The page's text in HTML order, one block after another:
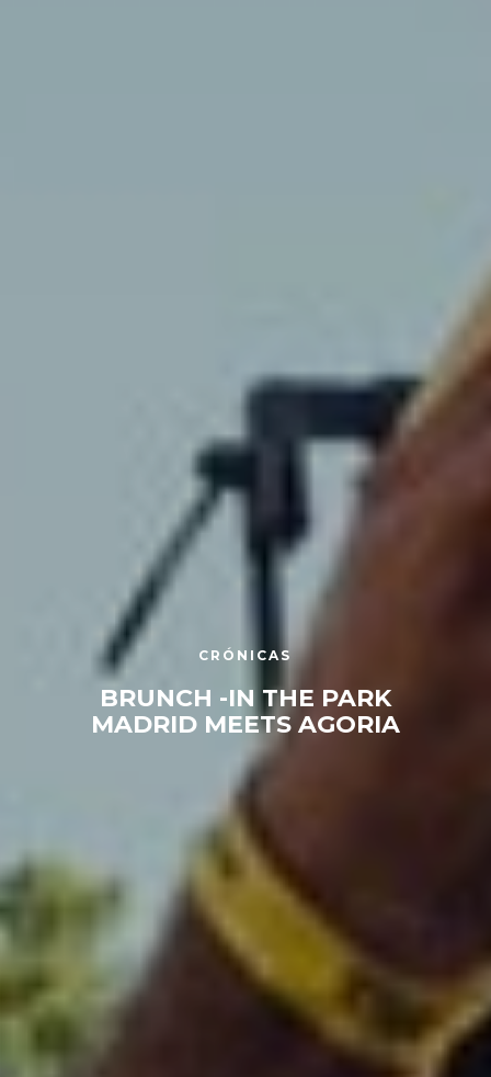
CRÓNICAS
BRUNCH -IN THE PARK
MADRID MEETS AGORIA